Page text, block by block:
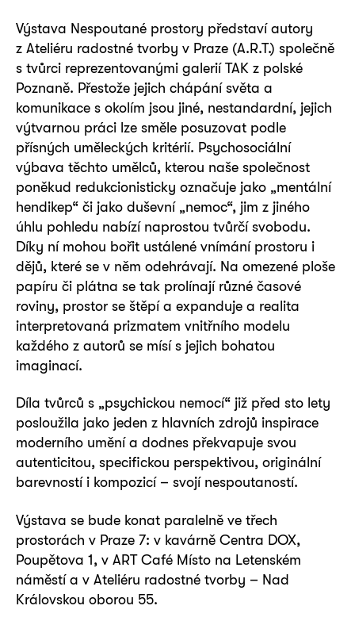
Výstava Nespoutané prostory představí autory
z Ateliéru radostné tvorby v Praze (A.R.T.) společně
s tvůrci reprezentovanými galerií TAK z polské
Poznaně. Přestože jejich chápání světa a
komunikace s okolím jsou jiné, nestandardní, jejich
výtvarnou práci lze směle posuzovat podle
přísných uměleckých kritérií. Psychosociální
výbava těchto umělců, kterou naše společnost
poněkud redukcionisticky označuje jako „mentální
hendikep“ či jako duševní „nemoc“, jim z jiného
úhlu pohledu nabízí naprostou tvůrčí svobodu.
Díky ní mohou bořit ustálené vnímání prostoru i
dějů, které se v něm odehrávají. Na omezené ploše
papíru či plátna se tak prolínají různé časové
roviny, prostor se štěpí a expanduje a realita
interpretovaná prizmatem vnitřního modelu
každého z autorů se mísí s jejich bohatou
imaginací.
Díla tvůrců s „psychickou nemocí“ již před sto lety
posloužila jako jeden z hlavních zdrojů inspirace
moderního umění a dodnes překvapuje svou
autenticitou, specifickou perspektivou, originální
barevností i kompozicí – svojí nespoutaností.
Výstava se bude konat paralelně ve třech
prostorách v Praze 7: v kavárně Centra DOX,
Poupětova 1, v ART Café Místo na Letenském
náměstí a v Ateliéru radostné tvorby – Nad
Královskou oborou 55.